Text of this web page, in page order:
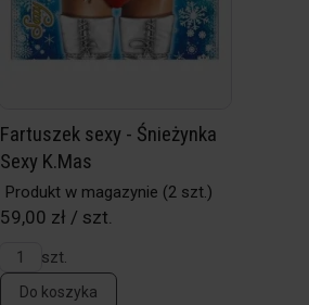
Fartuszek sexy - Śnieżynka
Sexy K.Mas
Produkt w magazynie (2 szt.)
59,00 zł / szt.
szt.
Do koszyka